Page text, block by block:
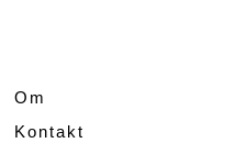
Om
Kontakt